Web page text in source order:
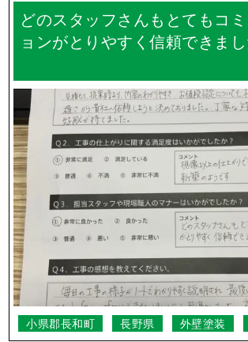
どのスタッフさんもとてもコ
ョンがとりやすく信頼できまし
小県郡長和町 長野県 外壁塗装